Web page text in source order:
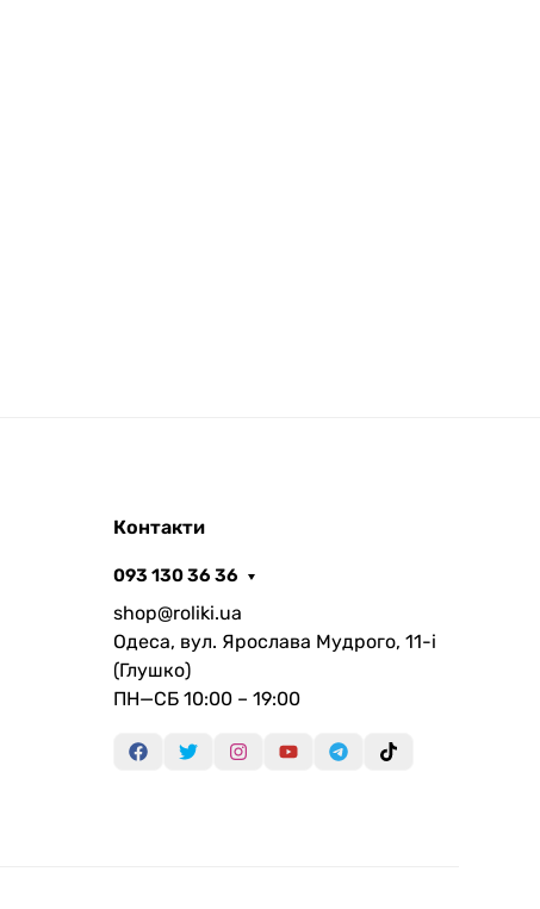
Контакти
093 130 36 36
shop@roliki.ua
Одеса, вул. Ярослава Мудрого, 11-i
(Глушко)
ПН—СБ 10:00 – 19:00